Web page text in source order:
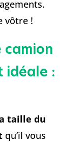
vôtre !
camion
idéale :
taille du
qu’il vous